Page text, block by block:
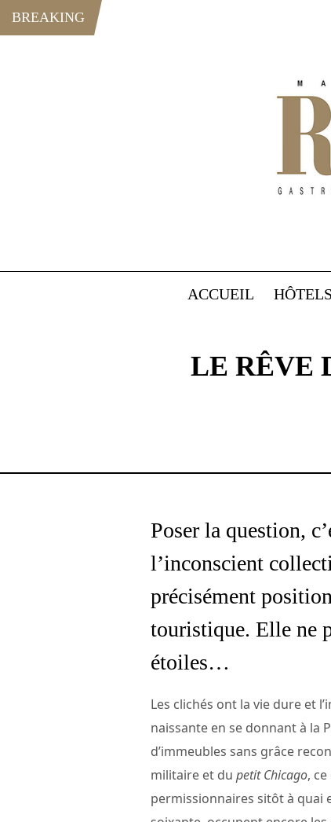
BREAKING
ACCUEIL HÔTELS
LE RÊVE
Poser la question,
l’inconscient
précisément
touristique. Elle ne
étoiles…
Les clichés ont la vie dure et
naissante en se donnant à la
d’immeubles sans grâce
militaire et du petit Chicago,
permissionnaires sitôt à quai